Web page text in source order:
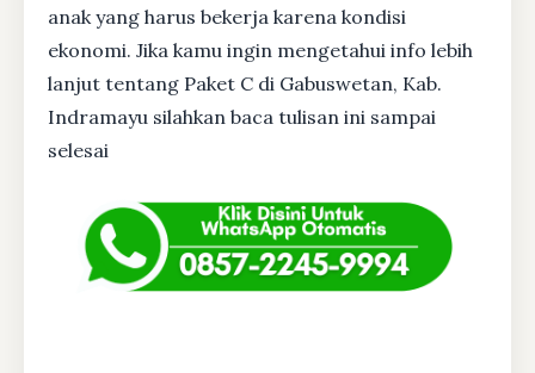
anak yang harus bekerja karena kondisi
ekonomi. Jika kamu ingin mengetahui info lebih
lanjut tentang Paket C di Gabuswetan, Kab.
Indramayu silahkan baca tulisan ini sampai
selesai